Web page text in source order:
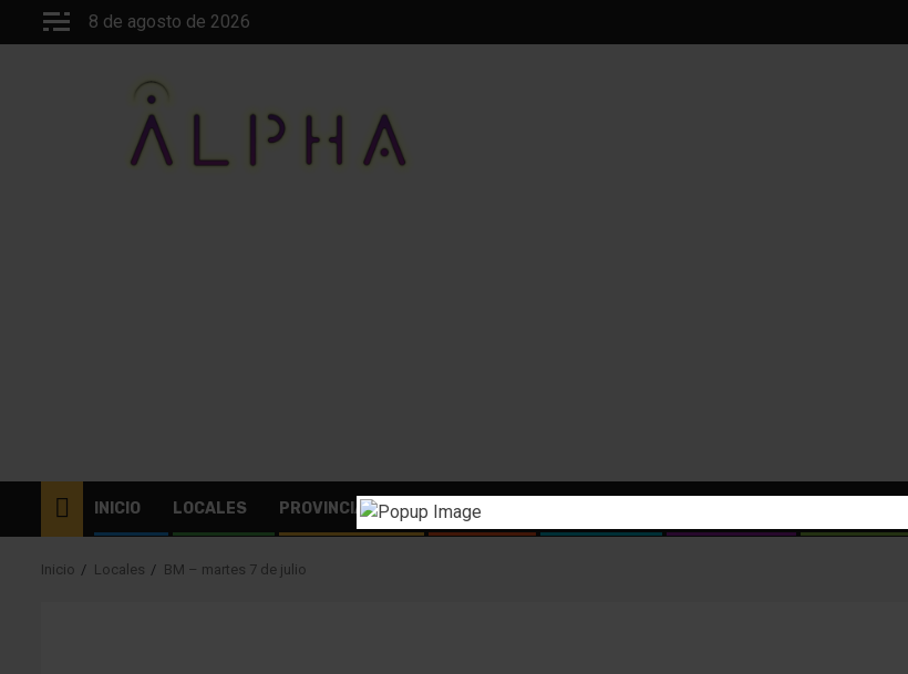
8 de agosto de 2026
INICIO LOCALES PROVINCIALES EL MUNDO
Inicio Locales BM – martes 7 de julio